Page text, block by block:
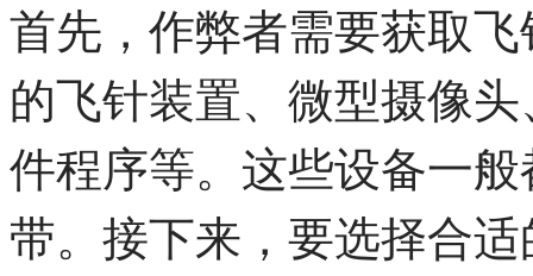
首先，作弊者需要获取
的飞针装置、微型摄像
件程序等。这些设备一
带。接下来，要选择合